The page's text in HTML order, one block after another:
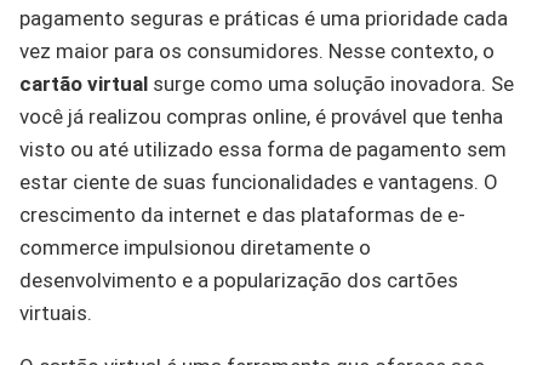
pagamento seguras e práticas é uma prioridade cada
vez maior para os consumidores. Nesse contexto, o
cartão virtual surge como uma solução inovadora. Se
você já realizou compras online, é provável que tenha
visto ou até utilizado essa forma de pagamento sem
estar ciente de suas funcionalidades e vantagens. O
crescimento da internet e das plataformas de e-
commerce impulsionou diretamente o
desenvolvimento e a popularização dos cartões
virtuais.